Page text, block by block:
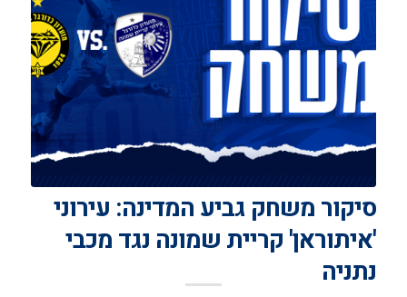
סיקור משחק גביע המדינה: עירוני
'איתוראן' קריית שמונה נגד מכבי
נתניה